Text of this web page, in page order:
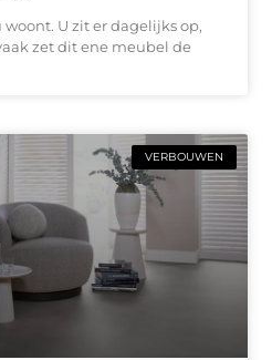
U zit er dagelijks op,
zet dit ene meubel de
VERBOUWEN